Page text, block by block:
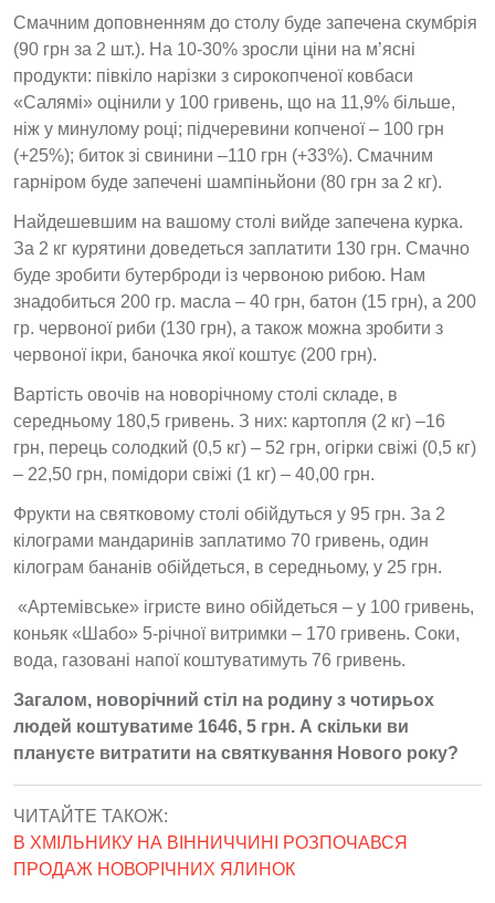
Смачним доповненням до столу буде запечена скумбрія
(90 грн за 2 шт.). На 10-30% зросли ціни на м’ясні
продукти: півкіло нарізки з сирокопченої ковбаси
«Салямі» оцінили у 100 гривень, що на 11,9% більше,
ніж у минулому році; підчеревини копченої – 100 грн
(+25%); биток зі свинини –110 грн (+33%). Смачним
гарніром буде запечені шампіньйони (80 грн за 2 кг).
Найдешевшим на вашому столі вийде запечена курка.
За 2 кг курятини доведеться заплатити 130 грн. Смачно
буде зробити бутерброди із червоною рибою. Нам
знадобиться 200 гр. масла ­– 40 грн, батон (15 грн), а 200
гр. червоної риби (130 грн), а також можна зробити з
червоної ікри, баночка якої коштує (200 грн).
Вартість овочів на новорічному столі складе, в
середньому 180,5 гривень. З них: картопля (2 кг) –16
грн, перець солодкий (0,5 кг) – 52 грн, огірки свіжі (0,5 кг)
– 22,50 грн, помідори свіжі (1 кг) – 40,00 грн.
Фрукти на святковому столі обійдуться у 95 грн. За 2
кілограми мандаринів заплатимо 70 гривень, один
кілограм бананів обійдеться, в середньому, у 25 грн.
«Артемівське» ігристе вино обійдеться – у 100 гривень,
коньяк «Шабо» 5-річної витримки – 170 гривень. Соки,
вода, газовані напої коштуватимуть 76 гривень.
Загалом, новорічний стіл на родину з чотирьох
людей коштуватиме 1646, 5 грн. А скільки ви
плануєте витратити на святкування Нового року?
ЧИТАЙТЕ ТАКОЖ:
В ХМІЛЬНИКУ НА ВІННИЧЧИНІ РОЗПОЧАВСЯ
ПРОДАЖ НОВОРІЧНИХ ЯЛИНОК